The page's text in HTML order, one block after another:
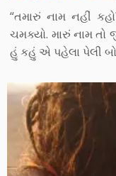
“તમારું નામ નહીં
ચમક્યો. મારું નામ
હું કહું એ પહેલા પેલી